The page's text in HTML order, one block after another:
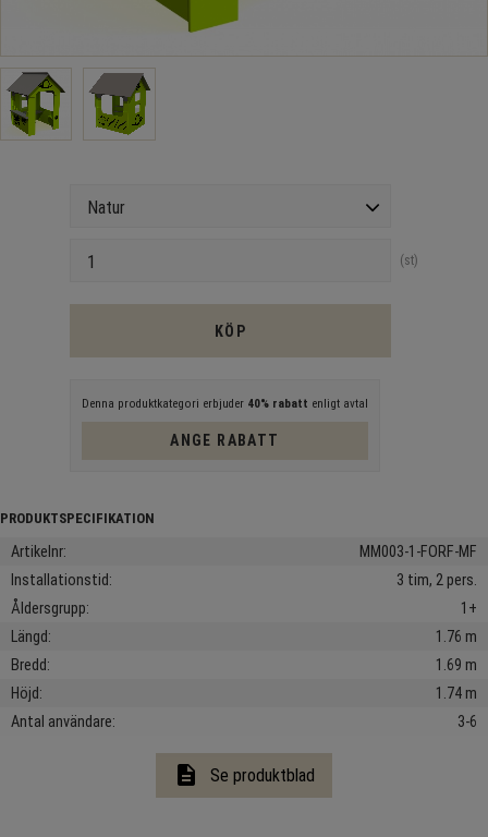
st
KÖP
Denna produktkategori erbjuder 40% rabatt enligt avtal
ANGE RABATT
Artikelnr
MM003-1-FORF-MF
Installationstid
3 tim, 2 pers.
Åldersgrupp
1+
Längd
1.76 m
Bredd
1.69 m
Höjd
1.74 m
Antal användare
3-6
description Se produktblad